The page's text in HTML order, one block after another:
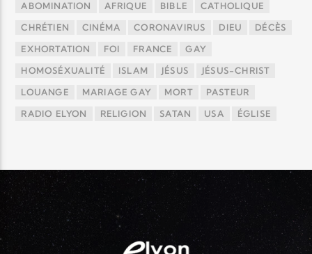
ABOMINATION AFRIQUE BIBLE CATHOLIQUE
CHRÉTIEN CINÉMA CORONAVIRUS DIEU DÉCÈS
EXHORTATION FOI FRANCE GAY
HOMOSÉXUALITÉ ISLAM JÉSUS JÉSUS-CHRIST
LOUANGE MARIAGE GAY MORT PASTEUR
RADIO ELYON RELIGION SATAN USA ÉGLISE